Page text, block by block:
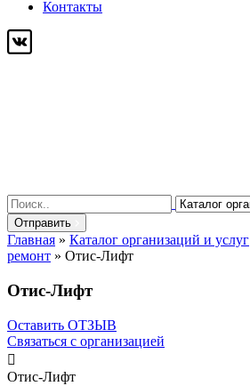
Контакты
Search
for:
Отправить
Главная » Каталог организаций и услуг
ремонт » Отис-Лифт
Отис-Лифт
Оставить ОТЗЫВ
Связаться с организацией

Отис-Лифт